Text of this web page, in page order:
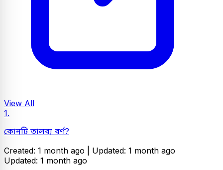
View All
1.
কোনটি তালব্য বর্ণ?
Created: 1 month ago | Updated: 1 month ago
Updated: 1 month ago